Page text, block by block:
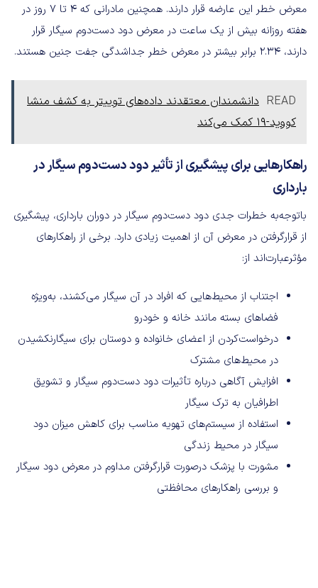
معرض خطر این عارضه قرار دارند. همچنین مادرانی که 4 تا 7 روز در
هفته روزانه بیش از یک ساعت در معرض دود دست‌دوم سیگار قرار
دارند، 2.34 برابر بیشتر در معرض خطر جداشدگی جفت جنین هستند.
READ دانشمندان معتقدند داده‌های توییتر به کشف منشا
کووید-۱۹ کمک می‌کند
راهکارهایی برای پیشگیری از تأثیر دوددست‌دومسیگار در
بارداری
با‌توجه‌به خطرات جدی دود دست‌دوم سیگار در دوران بارداری، پیشگیری
از قرارگرفتن در معرض آن از اهمیت زیادی دارد. برخی از راهکارهای
مؤثرعبارت‌اند از:
اجتناب از محیط‌هایی که افراد در آن سیگار می‌کشند، به‌ویژه
فضاهای بسته مانند خانه و خودرو
درخواست‌کردن از اعضای خانواده و دوستان برای سیگارنکشیدن
در محیط‌های مشترک
افزایش آگاهی درباره تأثیرات دود دست‌دوم سیگار و تشویق
اطرافیان به ترک سیگار
استفاده از سیستم‌های تهویه مناسب برای کاهش میزان دود
سیگار در محیط زندگی
مشورت با پزشک درصورت قرارگرفتن مداوم در معرض دود سیگار
و بررسی راهکارهای محافظتی